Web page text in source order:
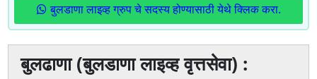
बुलडाणा लाइव्ह ग्रुप चे सदस्य होण्यासाठी येथे क्लिक करा.
बुलढाणा (बुलडाणा लाइव्ह वृत्तसेवा) :